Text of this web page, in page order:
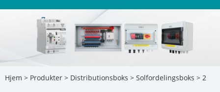
Hjem > Produkter > Distributionsboks > Solfordelingsboks > 2